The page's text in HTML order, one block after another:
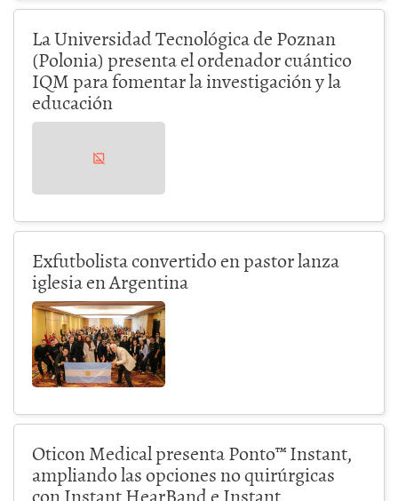
La Universidad Tecnológica de Poznan
(Polonia) presenta el ordenador cuántico
IQM para fomentar la investigación y la
educación
Exfutbolista convertido en pastor lanza
iglesia en Argentina
Oticon Medical presenta Ponto™ Instant,
ampliando las opciones no quirúrgicas